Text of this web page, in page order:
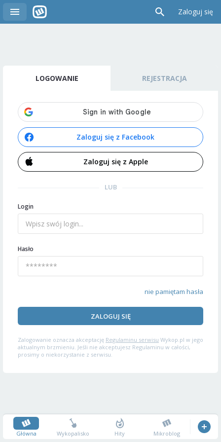
Zaloguj się
LOGOWANIE REJESTRACJA
Zaloguj się z Facebook
Zaloguj się z Apple
LUB
Login
Hasło
nie pamiętam hasła
ZALOGUJ SIĘ
Zalogowanie oznacza akceptację Regulaminu serwisu Wykop.pl w jego
aktualnym brzmieniu. Jeśli nie akceptujesz Regulaminu w całości,
prosimy o niekorzystanie z serwisu.
Główna Wykopalisko Hity Mikroblog